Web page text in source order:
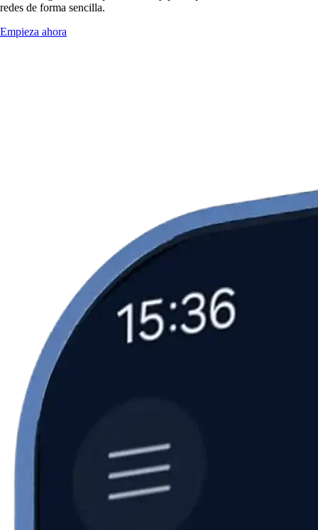
redes de forma sencilla.
Empieza ahora